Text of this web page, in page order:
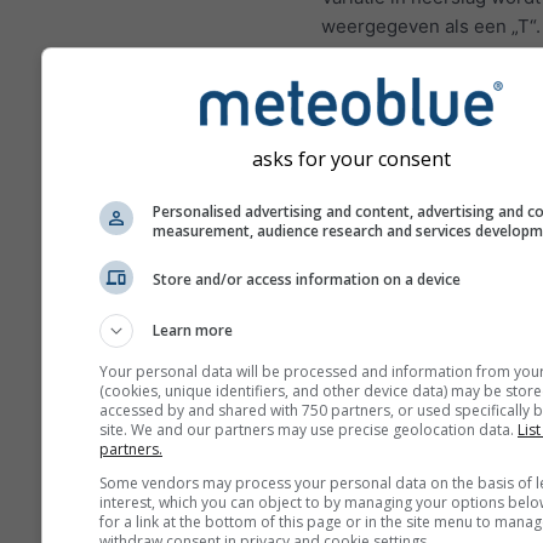
weergegeven als een
onzekerheden nemen
toe met het aantal dagen
in de voorspelling.
De voorspelling wordt
worden meerdere
verschillende
berekend om de
Meer weergegevens
asks for your consent
Personalised advertising and content, advertising and
measurement, audience research and services
Store and/or access information on a device
Learn more
Your personal data will be processed and information from
(cookies, unique identifiers, and other device data) may be
accessed by and shared with 750 partners, or used specifically
site. We and our partners may use precise geolocation data.
partners.
Some vendors may process your personal data on the basis of
interest, which you can object to by managing your options
for a link at the bottom of this page or in the site menu to